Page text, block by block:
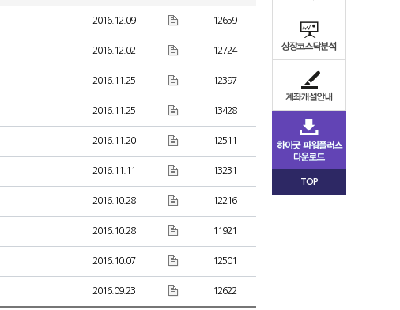
2016.12.09 12659
2016.12.02 12724
2016.11.25 12397
2016.11.25 13428
2016.11.20 12511
2016.11.11 13231
2016.10.28 12216
2016.10.28 11921
2016.10.07 12501
2016.09.23 12622
TOP